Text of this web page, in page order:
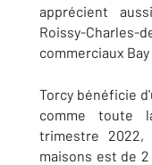
apprécient
Roissy-
commerciaux Bay
Torcy bénéficie
comme toute
trimestre
maisons est de 2